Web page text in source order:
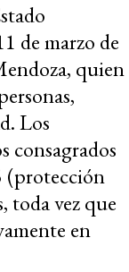
de marzo de
quien
Los
consagrados
(protección
toda vez que
en